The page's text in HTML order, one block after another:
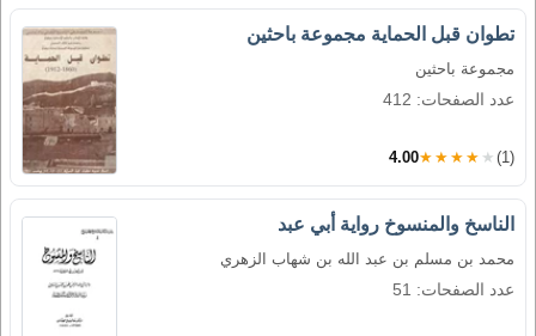
تطوان قبل الحماية مجموعة باحثين
مجموعة باحثين
عدد الصفحات: 412
4.00★★★★★ (1)
الناسخ والمنسوخ رواية أبي عبد
محمد بن مسلم بن عبد الله بن شهاب الزهري
عدد الصفحات: 51